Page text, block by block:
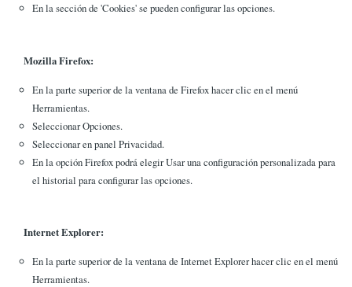
En la sección de 'Cookies' se pueden configurar las opciones.
Mozilla Firefox:
En la parte superior de la ventana de Firefox hacer clic en el menú
Herramientas.
Seleccionar Opciones.
Seleccionar en panel Privacidad.
En la opción Firefox podrá elegir Usar una configuración personalizada para
el historial para configurar las opciones.
Internet Explorer:
En la parte superior de la ventana de Internet Explorer hacer clic en el menú
Herramientas.